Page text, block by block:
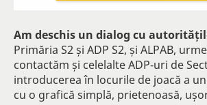
Am deschis un dialog cu
Primăria S2 și ADP S2, și ALPAB,
contactăm și celelalte ADP-uri de
introducerea în locurile de joacă a
cu o grafică simplă, prietenoasă,